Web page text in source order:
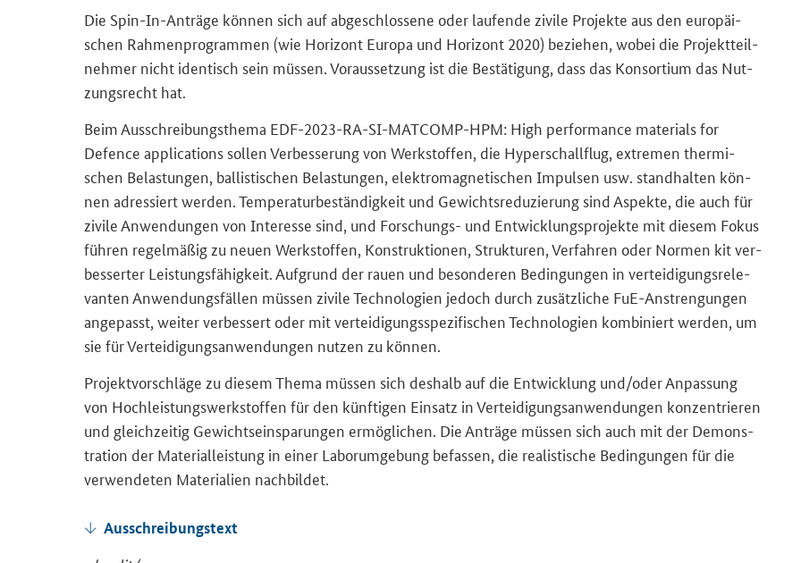
Die Spin-In-​Anträge kön­nen sich auf ab­ge­schlos­se­ne oder lau­fen­de zi­vi­le Pro­jek­te aus den eu­ro­päi­
schen Rah­men­pro­gram­men (wie Ho­ri­zont Eu­ro­pa und Ho­ri­zont 2020) be­zie­hen, wobei die Pro­jekt­teil­
neh­mer nicht iden­tisch sein müs­sen. Vor­aus­set­zung ist die Be­stä­ti­gung, dass das Kon­sor­ti­um das Nut­
zungs­recht hat.
Beim Aus­schrei­bungs­the­ma EDF-2023-RA-SI-MATCOMP-HPM: High performance materials for
Defence applications sol­len Ver­bes­se­rung von Werk­stof­fen, die Hy­per­schall­flug, ex­tre­men ther­mi­
schen Be­las­tun­gen, bal­lis­ti­schen Be­las­tun­gen, elek­tro­ma­gne­ti­schen Im­pul­sen usw. stand­hal­ten kön­
nen adres­siert wer­den. Tem­pe­ra­tur­be­stän­dig­keit und Ge­wichts­re­du­zie­rung sind Aspek­te, die auch für
zi­vi­le An­wen­dun­gen von In­ter­es­se sind, und Forschungs-​ und Ent­wick­lungs­pro­jek­te mit die­sem Fokus
füh­ren re­gel­mä­ßig zu neuen Werk­stof­fen, Kon­struk­tio­nen, Struk­tu­ren, Ver­fah­ren oder Nor­men kit ver­
bes­ser­ter Leis­tungs­fä­hig­keit. Auf­grund der rauen und be­son­de­ren Be­din­gun­gen in ver­tei­di­gungs­re­le­
van­ten An­wen­dungs­fäl­len müs­sen zi­vi­le Tech­no­lo­gien je­doch durch zu­sätz­li­che FuE-​Anstrengungen
an­ge­passt, wei­ter ver­bes­sert oder mit ver­tei­di­gungs­spe­zi­fi­schen Tech­no­lo­gien kom­bi­niert wer­den, um
sie für Ver­tei­di­gungs­an­wen­dun­gen nut­zen zu kön­nen.
Pro­jekt­vor­schlä­ge zu die­sem Thema müs­sen sich des­halb auf die Ent­wick­lung und/oder An­pas­sung
von Hoch­leis­tungs­werk­stof­fen für den künf­ti­gen Ein­satz in Ver­tei­di­gungs­an­wen­dun­gen kon­zen­trie­ren
und gleich­zei­tig Ge­wichts­ein­spa­run­gen er­mög­li­chen. Die An­trä­ge müs­sen sich auch mit der De­mons­
tra­ti­on der Ma­te­ri­al­leis­tung in einer La­bor­um­ge­bung be­fas­sen, die rea­lis­ti­sche Be­din­gun­gen für die
ver­wen­de­ten Ma­te­ria­li­en nach­bil­det.
Aus­schrei­bungs­text